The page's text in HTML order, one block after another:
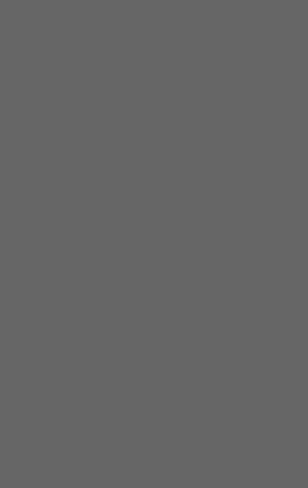
zadawane pytania (FAQ)
za granicą?
na budowie nadal się
kosztach życia?
granicę?
na budowie jest
BHP?